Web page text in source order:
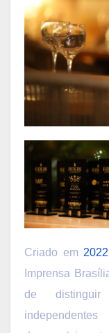
Criado em 2022
Imprensa
de distinguir